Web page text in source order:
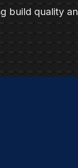
build quality